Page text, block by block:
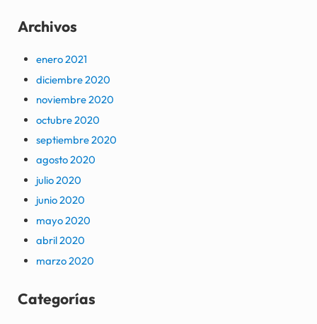
Archivos
enero 2021
diciembre 2020
noviembre 2020
octubre 2020
septiembre 2020
agosto 2020
julio 2020
junio 2020
mayo 2020
abril 2020
marzo 2020
Categorías